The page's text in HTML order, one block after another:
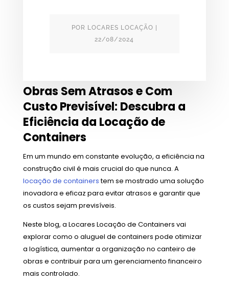
POR LOCARES LOCAÇÃO
22/08/2024
Obras Sem Atrasos e Com
Custo Previsível: Descubra a
Eficiência da Locação de
Containers
Em um mundo em constante evolução, a eficiência na
construção civil é mais crucial do que nunca. A
locação de containerstem se mostrado uma solução
inovadora e eficaz para evitar atrasos e garantir que
os custos sejam previsíveis.
Neste blog, a Locares Locação de Containers vai
explorar como o aluguel de containers pode otimizar
a logística, aumentar a organização no canteiro de
obras e contribuir para um gerenciamento financeiro
mais controlado.